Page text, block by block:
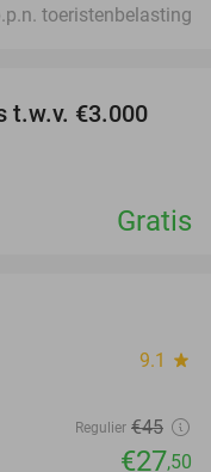
toeristenbelasting
t.w.v. €3.000
Gratis
9.1 star
Regulier €45
€27,50